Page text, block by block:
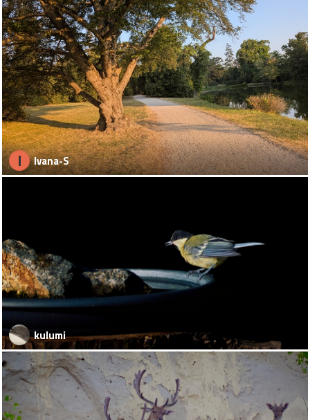
I Ivana-S
kulumi